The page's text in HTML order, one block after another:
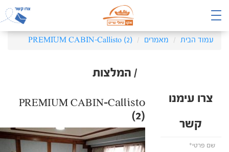
עמוד הבית מאמרים PREMIUM CABIN-Callisto (2)
/ המלצות
צרו עימנו
קשר
PREMIUM CABIN-Callisto
(2)